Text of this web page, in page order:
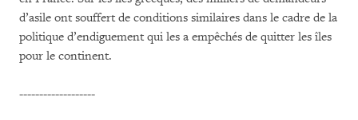
d’asile ont souffert de conditions similaires dans le cadre de la
politique d’endiguement qui les a empêchés de quitter les îles
pour le continent.
-------------------